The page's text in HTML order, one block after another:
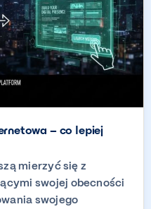
– co lepiej
mierzyć się z
swojej obecności
swojego